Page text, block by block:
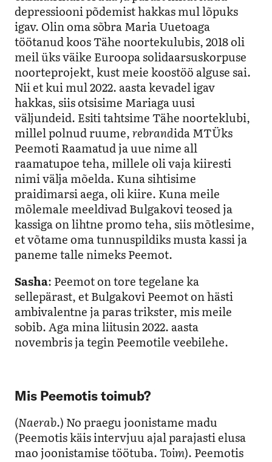
depressiooni põdemist hakkas mul lõpuks
igav. Olin oma sõbra Maria Uuetoaga
töötanud koos Tähe noortekulubis, 2018 oli
meil üks väike Euroopa solidaarsuskorpuse
noorteprojekt, kust meie koostöö alguse sai.
Nii et kui mul 2022. aasta kevadel igav
hakkas, siis otsisime Mariaga uusi
väljundeid. Esiti tahtsime Tähe noorteklubi,
millel polnud ruume,rebrandida MTÜks
Peemoti Raamatud ja uue nime all
raamatupoe teha, millele oli vaja kiiresti
nimi välja mõelda. Kuna sihtisime
praidimarsi aega, oli kiire. Kuna meile
mõlemale meeldivad Bulgakovi teosed ja
kassiga on lihtne promo teha, siis mõtlesime,
et võtame oma tunnuspildiks musta kassi ja
paneme talle nimeks Peemot.
Sasha: Peemot on tore tegelane ka
sellepärast, et Bulgakovi Peemot on hästi
ambivalentne ja paras trikster, mis meile
sobib. Aga mina liitusin 2022. aasta
novembris ja tegin Peemotile veebilehe.
Mis Peemotis toimub?
(Naerab.) No praegu joonistame madu
(Peemotis käis intervjuu ajal parajasti elusa
mao joonistamise töötuba.Toim). Peemotis